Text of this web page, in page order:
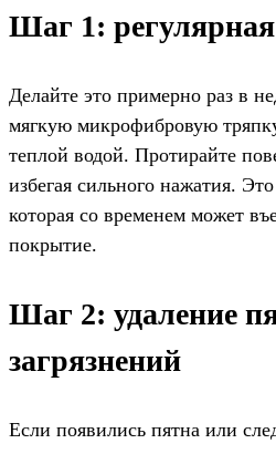
Шаг 1:
Делайте это примерно раз в
мягкую микрофибровую
теплой водой. Протирайте
избегая сильного нажатия.
которая со временем может
покрытие.
Шаг 2: удаление
загрязнений
Если появились пятна или